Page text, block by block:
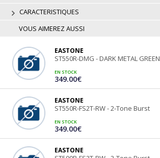
CARACTERISTIQUES
VOUS AIMEREZ AUSSI
EASTONE
ST550R-DMG - DARK METAL GREEN
EN STOCK
349.00€
EASTONE
ST550R-FS2T-RW - 2-Tone Burst
EN STOCK
349.00€
EASTONE